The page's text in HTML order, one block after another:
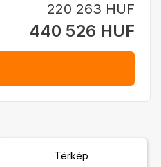
220 263 HUF
440 526 HUF
Térkép